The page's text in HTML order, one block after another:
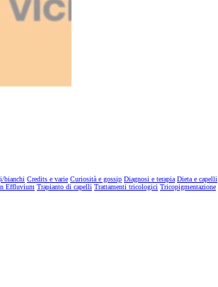
bianchi Credits e varie Curiosità e gossip Diagnosi e terapia Dieta e capelli
Effluvium Trapianto di capelli Trattamenti tricologici Tricopigmentazione